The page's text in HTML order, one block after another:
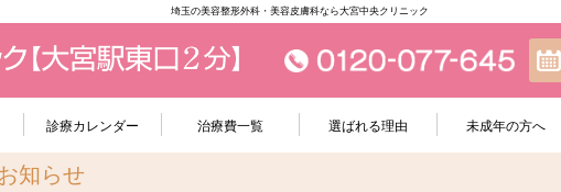
埼玉の美容整形外科・美容皮膚科なら大宮中央クリニック
診療カレンダー 治療費一覧 選ばれる理由 未成年の方へ
知らせ